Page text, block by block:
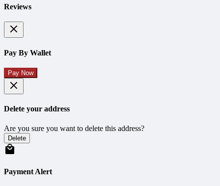
Reviews
Pay By Wallet
Pay Now
Delete your address
Are you sure you want to delete this address?
Delete
Payment Alert